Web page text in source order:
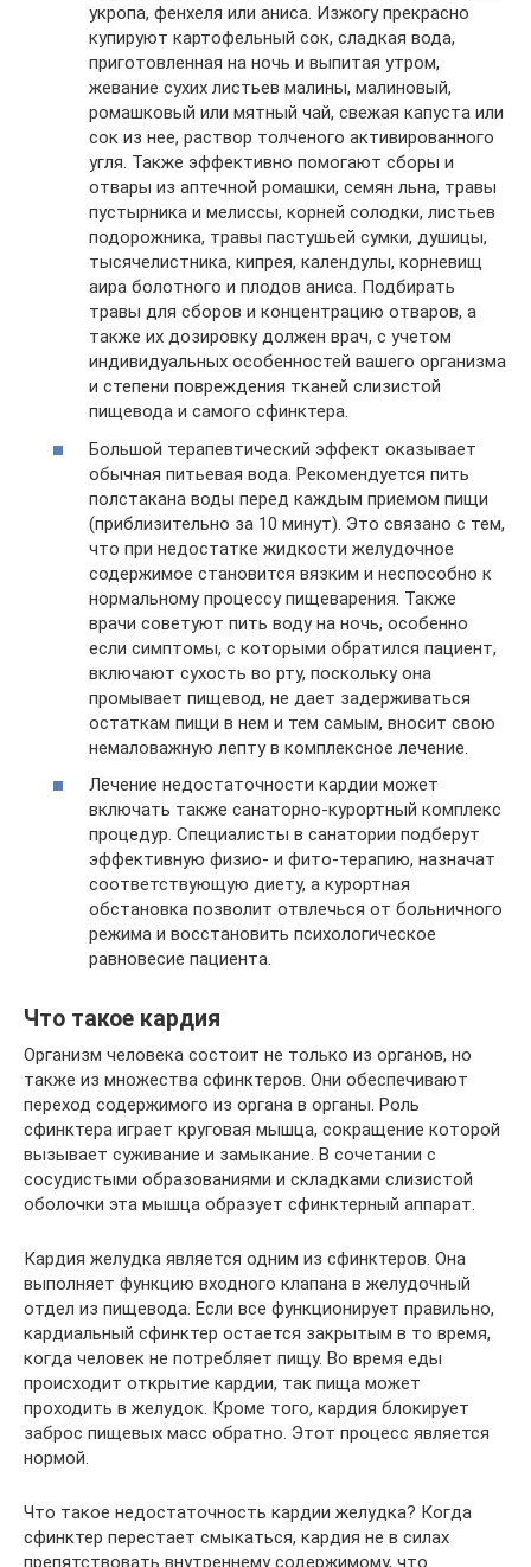
укропа, фенхеля или аниса. Изжогу прекрасно
купируют картофельный сок, сладкая вода,
приготовленная на ночь и выпитая утром,
жевание сухих листьев малины, малиновый,
ромашковый или мятный чай, свежая капуста или
сок из нее, раствор толченого активированного
угля. Также эффективно помогают сборы и
отвары из аптечной ромашки, семян льна, травы
пустырника и мелиссы, корней солодки, листьев
подорожника, травы пастушьей сумки, душицы,
тысячелистника, кипрея, календулы, корневищ
аира болотного и плодов аниса. Подбирать
травы для сборов и концентрацию отваров, а
также их дозировку должен врач, с учетом
индивидуальных особенностей вашего организма
и степени повреждения тканей слизистой
пищевода и самого сфинктера.
Большой терапевтический эффект оказывает
обычная питьевая вода. Рекомендуется пить
полстакана воды перед каждым приемом пищи
(приблизительно за 10 минут). Это связано с тем,
что при недостатке жидкости желудочное
содержимое становится вязким и неспособно к
нормальному процессу пищеварения. Также
врачи советуют пить воду на ночь, особенно
если симптомы, с которыми обратился пациент,
включают сухость во рту, поскольку она
промывает пищевод, не дает задерживаться
остаткам пищи в нем и тем самым, вносит свою
немаловажную лепту в комплексное лечение.
Лечение недостаточности кардии может
включать также санаторно-курортный комплекс
процедур. Специалисты в санатории подберут
эффективную физио- и фито-терапию, назначат
соответствующую диету, а курортная
обстановка позволит отвлечься от больничного
режима и восстановить психологическое
равновесие пациента.
Что такое кардия
Организм человека состоит не только из органов, но
также из множества сфинктеров. Они обеспечивают
переход содержимого из органа в органы. Роль
сфинктера играет круговая мышца, сокращение которой
вызывает суживание и замыкание. В сочетании с
сосудистыми образованиями и складками слизистой
оболочки эта мышца образует сфинктерный аппарат.
Кардия желудка является одним из сфинктеров. Она
выполняет функцию входного клапана в желудочный
отдел из пищевода. Если все функционирует правильно,
кардиальный сфинктер остается закрытым в то время,
когда человек не потребляет пищу. Во время еды
происходит открытие кардии, так пища может
проходить в желудок. Кроме того, кардия блокирует
заброс пищевых масс обратно. Этот процесс является
нормой.
Что такое недостаточность кардии желудка? Когда
сфинктер перестает смыкаться, кардия не в силах
препятствовать внутреннему содержимому, что